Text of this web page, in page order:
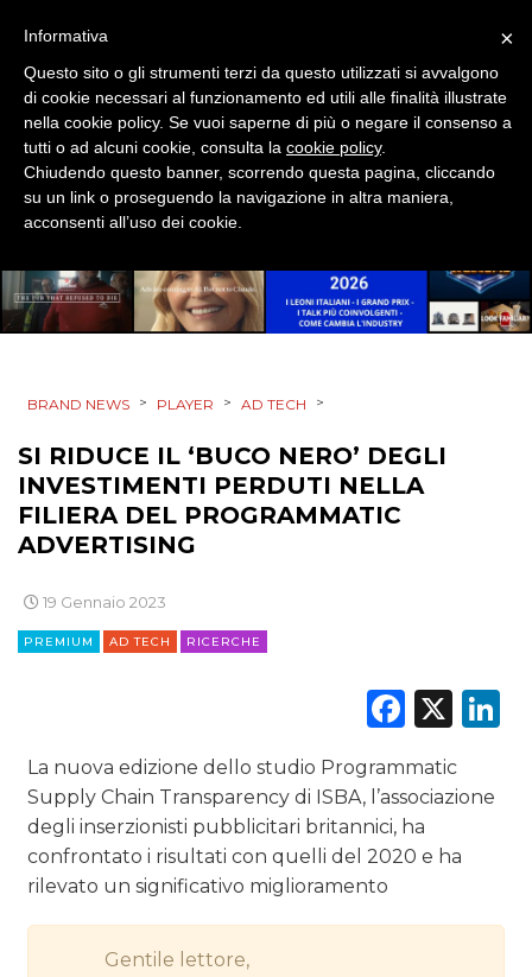
MOBILE
PROMOZIONI
PRODOTTI
PUNTI VENDITA
CSR
CINEMA
BRAND NEWS > PLAYER > AD TECH >
SI RIDUCE IL ‘BUCO NERO’ DEGLI
INVESTIMENTI PERDUTI NELLA
FILIERA DEL PROGRAMMATIC
ADVERTISING
19 Gennaio 2023
PREMIUM AD TECH RICERCHE
X
La nuova edizione dello studio Programmatic
Supply Chain Transparency di ISBA, l’associazione
degli inserzionisti pubblicitari britannici, ha
confrontato i risultati con quelli del 2020 e ha
rilevato un significativo miglioramento
Gentile lettore,
×
Informativa
Questo sito o gli strumenti terzi da questo utilizzati si avvalgono
di cookie necessari al funzionamento ed utili alle finalità illustrate
nella cookie policy. Se vuoi saperne di più o negare il consenso a
tutti o ad alcuni cookie, consulta la cookie policy.
Chiudendo questo banner, scorrendo questa pagina, cliccando
su un link o proseguendo la navigazione in altra maniera,
acconsenti all’uso dei cookie.